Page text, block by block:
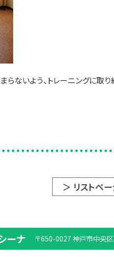
ないよう、トレーニングに取
＞ リストペ
ーナ 〒650-0027 神戸市中央